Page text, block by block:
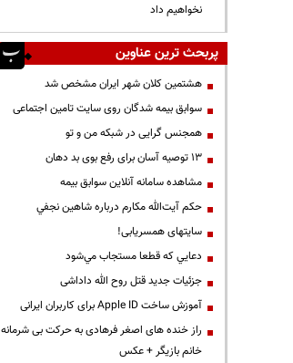
نخواهیم داد
پربحث ترین عناوین
هشتمین کلان شهر ایران مشخص شد
سوابق بیمه شدگان روی سایت تامین اجتماعی
همجنس گرایی در شبکه من و تو
13 توصیه آسان برای رفع بوی بد دهان
مشاهده سامانه آنلاين سوابق بیمه
حكم آيت‌الله مكارم درباره شاهين نجفي
سایتهای همسریابی!
دعايي كه قطعا مستجاب مي‌شود
جزئیات جدید قتل روح الله داداشی
آموزش ساخت Apple ID برای کاربران ایرانی
راز خنده های اصغر فرهادی به حرکت بی شرمانه
خانم بازیگر + عکس